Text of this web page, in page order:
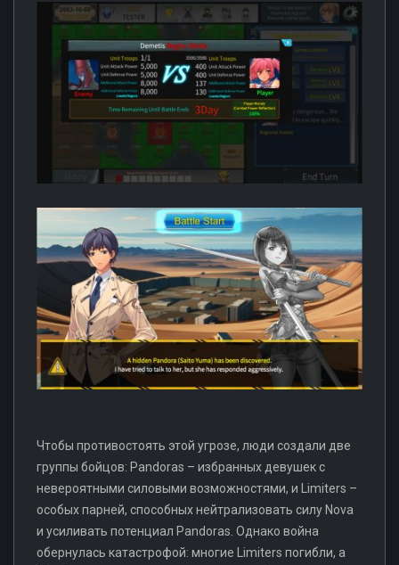
Чтобы противостоять этой угрозе, люди создали две
группы бойцов: Pandoras – избранных девушек с
невероятными силовыми возможностями, и Limiters –
особых парней, способных нейтрализовать силу Nova
и усиливать потенциал Pandoras. Однако война
обернулась катастрофой: многие Limiters погибли, а